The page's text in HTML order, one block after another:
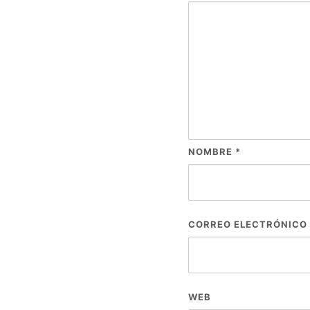
NOMBRE *
CORREO ELECTRÓNICO
WEB